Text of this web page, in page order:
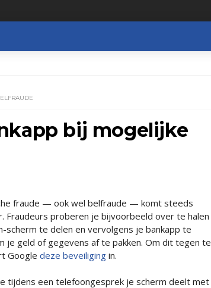
bij mogelijke
fraude — ook wel belfraude — komt steeds
Fraudeurs proberen je bijvoorbeeld over te halen
scherm te delen en vervolgens je bankapp te
je geld of gegevens af te pakken. Om dit tegen te
Google deze beveiliging in.
tijdens een telefoongesprek je scherm deelt met